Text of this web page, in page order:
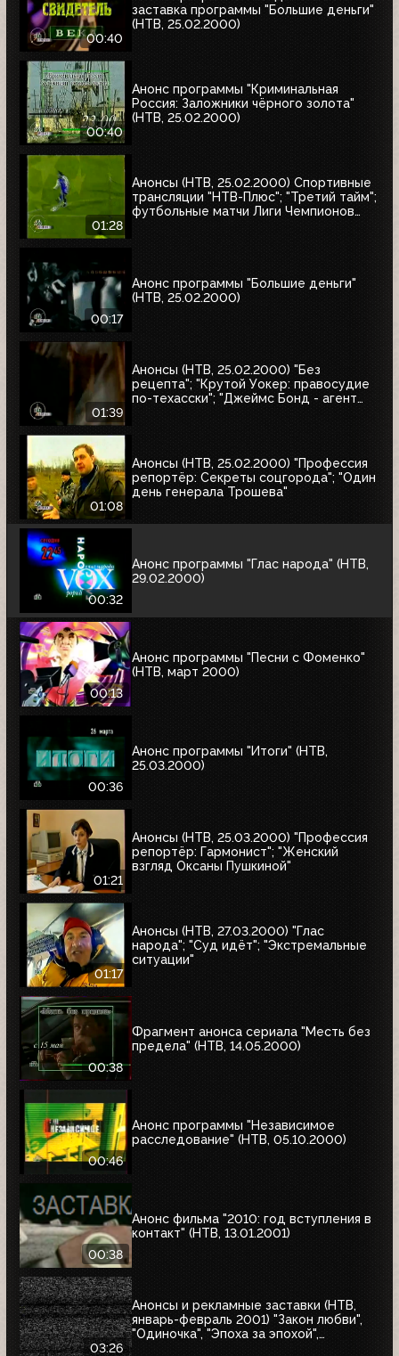
00:40
заставка программы "Большие деньги"
(НТВ, 25.02.2000)
00:40
Анонс программы "Криминальная
Россия: Заложники чёрного золота"
(НТВ, 25.02.2000)
01:28
Анонсы (НТВ, 25.02.2000) Спортивные
трансляции "НТВ-Плюс"; "Третий тайм";
футбольные матчи Лиги Чемпионов
00:17
Анонс программы "Большие деньги"
(НТВ, 25.02.2000)
01:39
Анонсы (НТВ, 25.02.2000) "Без
рецепта"; "Крутой Уокер: правосудие
по-техасски"; "Джеймс Бонд - агент
01:08
Анонсы (НТВ, 25.02.2000) "Профессия
репортёр: Секреты соцгорода"; "Один
день генерала Трошева"
00:32
Анонс программы "Глас народа" (НТВ,
29.02.2000)
00:13
Анонс программы "Песни с Фоменко"
(НТВ, март 2000)
00:36
Анонс программы "Итоги" (НТВ,
25.03.2000)
01:21
Анонсы (НТВ, 25.03.2000) "Профессия
репортёр: Гармонист"; "Женский
взгляд Оксаны Пушкиной"
01:17
Анонсы (НТВ, 27.03.2000) "Глас
народа"; "Суд идёт"; "Экстремальные
ситуации"
00:38
Фрагмент анонса сериала "Месть без
предела" (НТВ, 14.05.2000)
00:46
Анонс программы "Независимое
расследование" (НТВ, 05.10.2000)
00:38
Анонс фильма "2010: год вступления в
контакт" (НТВ, 13.01.2001)
03:26
Анонсы и рекламные заставки (НТВ,
январь-февраль 2001) "Закон любви",
"Одиночка", "Эпоха за эпохой",